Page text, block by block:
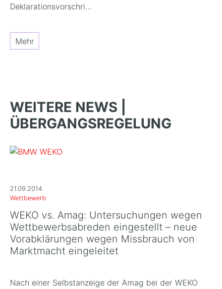
Deklarationsvorschri…
Mehr
WEITERE NEWS |
ÜBERGANGSREGELUNG
21.09.2014
Wettbewerb
WEKO vs. Amag: Untersuchungen wegen
Wettbewerbsabreden eingestellt – neue
Vorabklärungen wegen Missbrauch von
Marktmacht eingeleitet
Nach einer Selbstanzeige der Amag bei der WEKO